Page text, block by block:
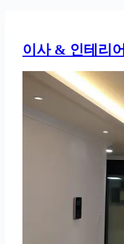
이사 & 인테리어